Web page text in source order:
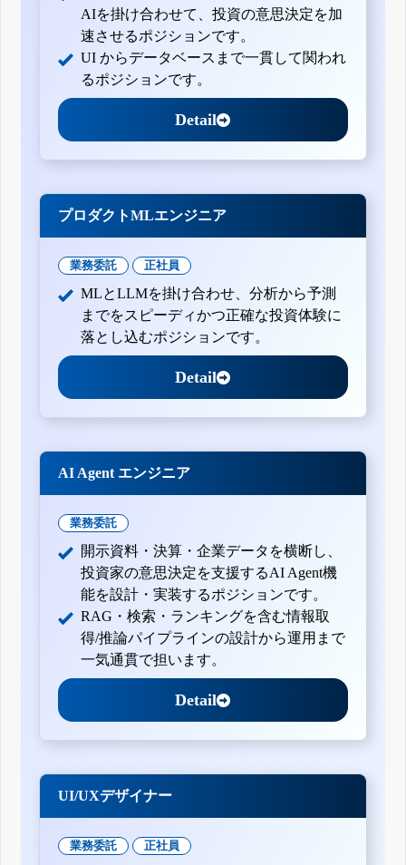
四半期報告書-第25期第3四半期(平成26年7月1日-平成26年9
四半期報告書-第25期第2四半期(平成26年1月1日-平成26年6
月30日)
四半期報告書-第25期第1四半期(平成26年1月1日-平成26年3
有価証券報告書-第24期(平成25年1月1日-平成25年12月31日)
四半期報告書-第24期第3四半期(平成25年7月1日-平成25年9
月30日)
四半期報告書-第24期第2四半期(平成25年4月1日-平成25年6
四半期報告書-第24期第1四半期(平成25年1月1日-平成25年3
月31日)
有価証券報告書-第23期(平成24年2月1日-平成24年12月31日)
月31日)
四半期報告書-第23期第2四半期(平成24年5月1日-平成24年7
月31日)
訂正四半期報告書-第23期第1四半期(平成24年2月1日-平成24
年4月30日)
四半期報告書-第23期第1四半期(平成24年2月1日-平成24年4
有価証券報告書-第22期(平成23年2月1日-平成24年1月31日)
四半期報告書-第22期第3四半期(平成23年8月1日-平成23年10
月31日)
四半期報告書-第22期第2四半期(平成23年5月1日-平成23年7
四半期報告書-第22期第1四半期(平成23年2月1日-平成23年4
月30日)
月31日)
有価証券報告書-第20期(平成21年2月1日-平成22年1月31日)
有価証券報告書-第19期(平成20年2月1日-平成21年1月31日)
AIを掛け合わせて、投資の意思決定を加
速させるポジションです。
UI からデータベースまで一貫して関われ
るポジションです。
Detail
プロダクトMLエンジニア
業務委託 正社員
MLとLLMを掛け合わせ、分析から予測
までをスピーディかつ正確な投資体験に
落とし込むポジションです。
Detail
AI Agent エンジニア
業務委託
開示資料・決算・企業データを横断し、
投資家の意思決定を支援するAI Agent機
能を設計・実装するポジションです。
RAG・検索・ランキングを含む情報取
得/推論パイプラインの設計から運用まで
一気通貫で担います。
Detail
UI/UXデザイナー
業務委託 正社員